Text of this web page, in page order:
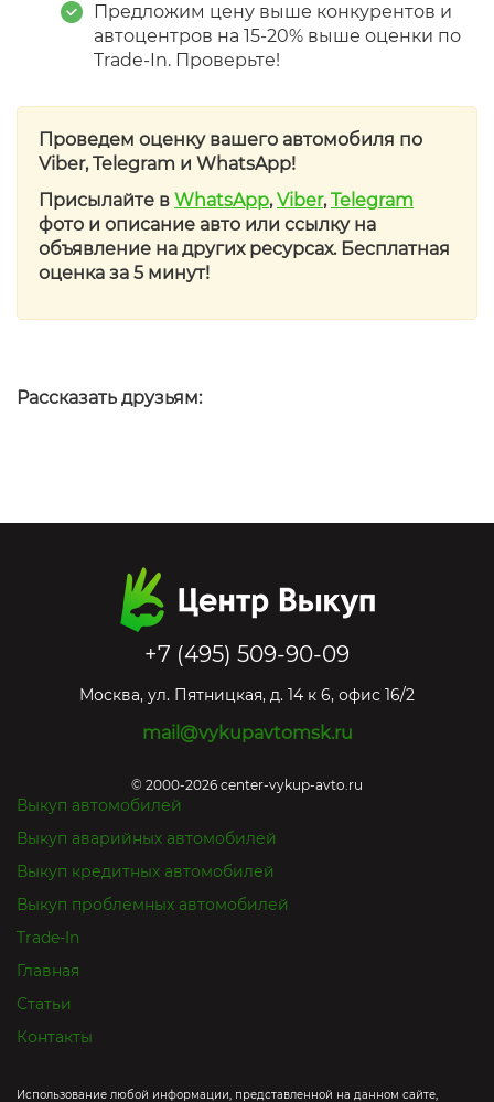
Предложим цену выше конкурентов и
автоцентров на 15-20% выше оценки по
Trade-In. Проверьте!
Проведем оценку вашего автомобиля по
Viber, Telegram и WhatsApp!
Присылайте в WhatsApp,Viber,Telegram
фото и описание авто или ссылку на
объявление на других ресурсах. Бесплатная
оценка за 5 минут!
Рассказать друзьям:
+7 (495) 509-90-09
Москва, ул. Пятницкая, д. 14 к 6, офис 16/2
mail@vykupavtomsk.ru
© 2000-2026 center-vykup-avto.ru
Выкуп автомобилей
Выкуп аварийных автомобилей
Выкуп кредитных автомобилей
Выкуп проблемных автомобилей
Trade-In
Главная
Статьи
Контакты
Использование любой информации, представленной на данном сайте,